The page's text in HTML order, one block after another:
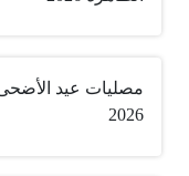
مصليات عيد
2026